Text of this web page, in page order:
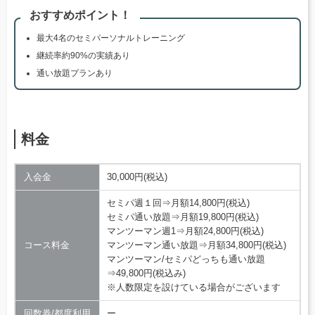
おすすめポイント！
最大4名のセミパーソナルトレーニング
継続率約90%の実績あり
通い放題プランあり
料金
入会金 30,000円(税込)
コース料金
セミパ週１回⇒月額14,800円(税込)
セミパ通い放題⇒月額19,800円(税込)
マンツーマン週1⇒月額24,800円(税込)
マンツーマン通い放題⇒月額34,800円(税込)
マンツーマン/セミパどっちも通い放題
⇒49,800円(税込み)
※人数限定を設けている場合がございます